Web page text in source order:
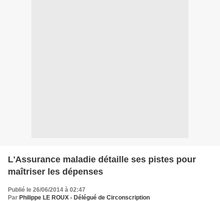
L'Assurance maladie détaille ses pistes pour
maîtriser les dépenses
Publié le 26/06/2014 à 02:47
Par Philippe LE ROUX - Délégué de Circonscription